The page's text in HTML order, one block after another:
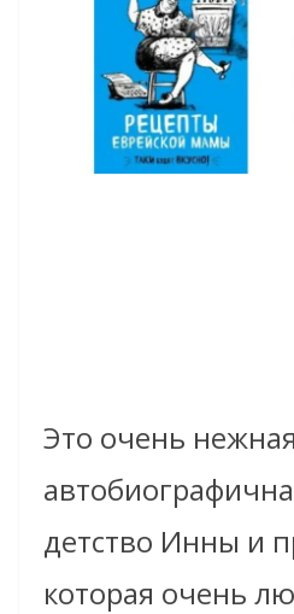
Это очень нежная
детство Инны и
которая очень